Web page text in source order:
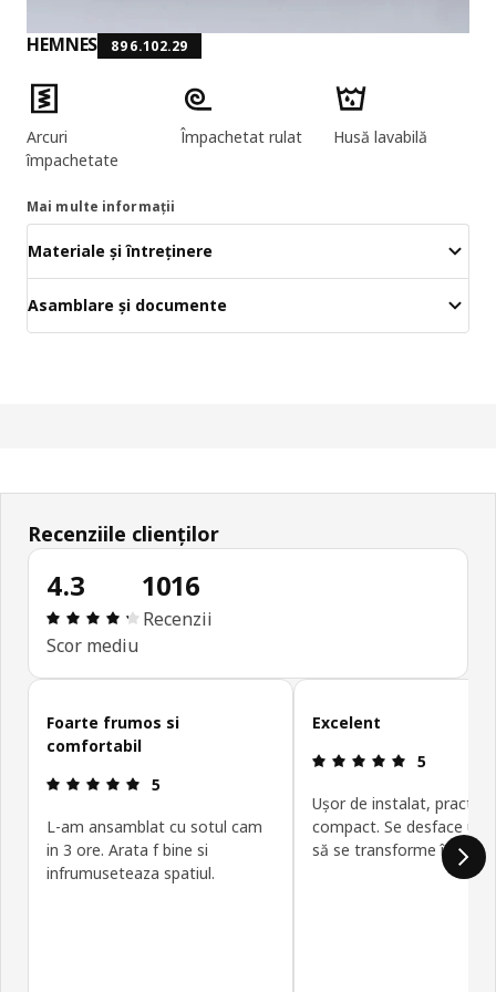
HEMNES 896.102.29
Caracteristicile produselor
Arcuri
împachetate
Împachetat rulat Husă lavabilă
Mai multe informații
Materiale și întreținere
Asamblare și documente
Recenziile clienților
4.3
Prezentare generală: 4.3 din 5 stele Total
Scor mediu
1016
Recenzii
Omite recenziile clienților
Foarte frumos si
comfortabil
Prezentare generală: 5 din 5 stele
5
L-am ansamblat cu sotul cam
in 3 ore. Arata f bine si
infrumuseteaza spatiul.
Excelent
5
Ușor de instalat, practic,
compact. Se desface
să se transforme în pat